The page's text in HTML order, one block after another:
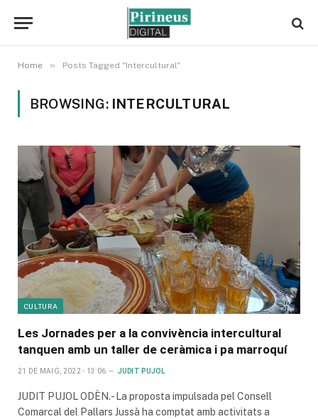
Home » Posts Tagged "Intercultural"
BROWSING: INTERCULTURAL
CULTURA
Les Jornades per a la convivència intercultural
tanquen amb un taller de ceràmica i pa marroquí
21 DE MAIG, 2022 - 13:06 JUDIT PUJOL
JUDIT PUJOL ODÈN.- La proposta impulsada pel Consell
Comarcal del Pallars Jussà ha comptat amb activitats a